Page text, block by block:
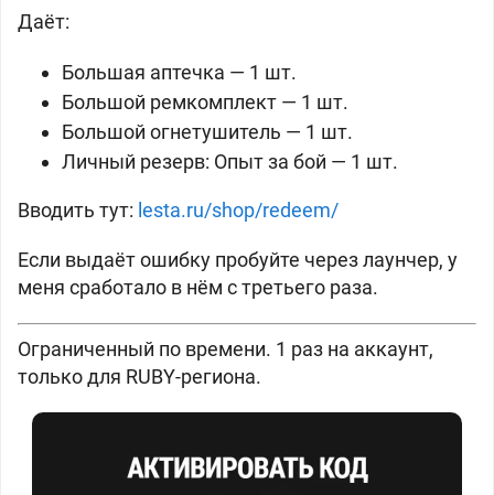
Даёт:
Большая аптечка — 1 шт.
Большой ремкомплект — 1 шт.
Большой огнетушитель — 1 шт.
Личный резерв: Опыт за бой — 1 шт.
Вводить тут: lesta.ru/shop/redeem/
Если выдаёт ошибку пробуйте через лаунчер, у
меня сработало в нём с третьего раза.
Ограниченный по времени. 1 раз на аккаунт,
только для RUBY-региона.